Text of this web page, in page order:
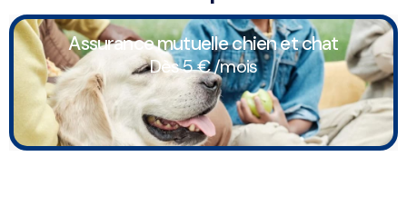
Assurance mutuelle chien et chat
Dès 5 € /mois